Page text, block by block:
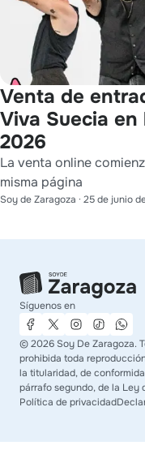
Venta de
Viva Suecia
2026
La venta online
misma página
Soy de Zaragoza · 25 de junio
Síguenos en
©2026 Soy De Zaragoza.
prohibida toda
la titularidad, de
párrafo segundo, de la Ley
Política de privacidad